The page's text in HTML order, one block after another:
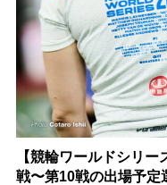
【競輪ワールドシリ
戦〜第10戦の出場予定